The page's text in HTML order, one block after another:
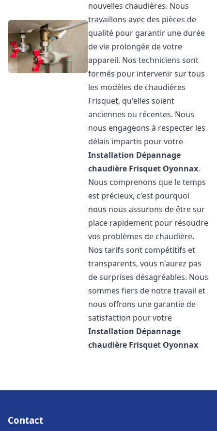
nouvelles chaudières. Nous
travaillons avec des pièces de
qualité pour garantir une durée
de vie prolongée de votre
appareil. Nos techniciens sont
formés pour intervenir sur tous
les modèles de chaudières
Frisquet, qu'elles soient
anciennes ou récentes. Nous
nous engageons à respecter les
délais impartis pour votre
Installation Dépannage
chaudière Frisquet Oyonnax.
Nous comprenons que le temps
est précieux, c'est pourquoi
nous nous assurons de être sur
place rapidement pour résoudre
vos problèmes de chaudière.
Nos tarifs sont compétitifs et
transparents, vous n'aurez pas
de surprises désagréables. Nous
sommes fiers de notre travail et
nous offrons une garantie de
satisfaction pour votre
Installation Dépannage
chaudière Frisquet Oyonnax
Contact